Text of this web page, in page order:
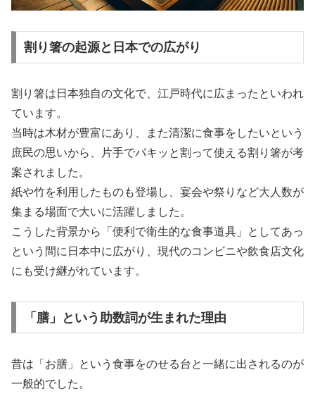
割り箸の起源と日本での広がり
割り箸は日本独自の文化で、江戸時代に広まったといわれ
ています。
当時は木材が豊富にあり、また清潔に食事をしたいという
庶民の思いから、片手でパキッと割って使える割り箸が考
案されました。
紙や竹を利用したものも登場し、宴会や祭りなど大人数が
集まる場面で大いに活躍しました。
こうした背景から「便利で衛生的な食事道具」としてあっ
という間に日本中に広がり、現代のコンビニや飲食店文化
にも受け継がれています。
「膳」という助数詞が生まれた理由
昔は「お膳」という食事をのせる台と一緒に出されるのが
一般的でした。